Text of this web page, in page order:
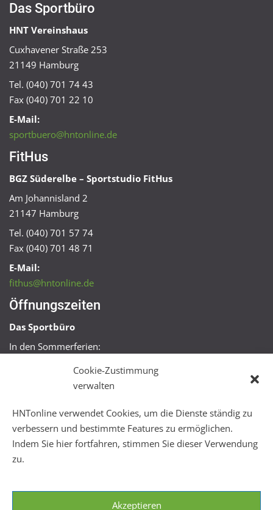
Cookie-Zustimmung
verwalten
HNTonline verwendet Cookies, um die Dienste ständig zu
verbessern und bestimmte Features zu ermöglichen.
Indem Sie hier fortfahren, stimmen Sie dieser Verwendung
zu.
Akzeptieren
Das Sportbüro
HNT Vereinshaus
Cuxhavener Straße 253
21149 Hamburg
Tel. (040) 701 74 43
Fax (040) 701 22 10
E-Mail:
sportbuero@hntonline.de
FitHus
BGZ Süderelbe – Sportstudio FitHus
Am Johannisland 2
21147 Hamburg
Tel. (040) 701 57 74
Fax (040) 701 48 71
E-Mail:
fithus@hntonline.de
Öffnungszeiten
Das Sportbüro
In den Sommerferien:
Mo + Mi 16:00 – 18:00 Uhr
Mo – Fr 08:00 – 22:00 Uhr
Sa + So 10:00 – 18:00 Uhr